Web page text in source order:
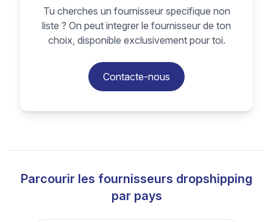
Tu cherches un fournisseur specifique non
liste ? On peut integrer le fournisseur de ton
choix, disponible exclusivement pour toi.
Contacte-nous
Parcourir les fournisseurs dropshipping
par pays